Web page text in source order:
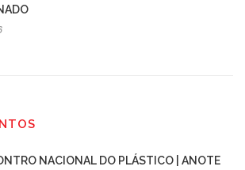
NACIONAL DO PLÁSTICO | ANOTE